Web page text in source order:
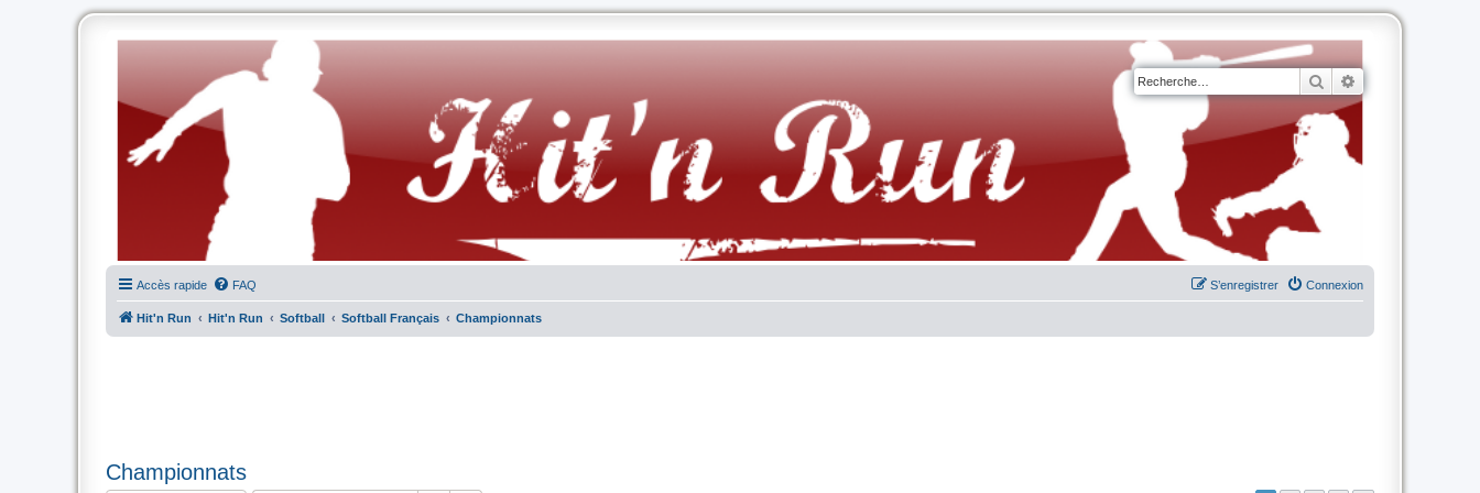
Rechercher
Accès rapide FAQ Connexion
S’enregistrer
Hit'n Run Hit'n Run Softball Softball Français Championnats
Championnats